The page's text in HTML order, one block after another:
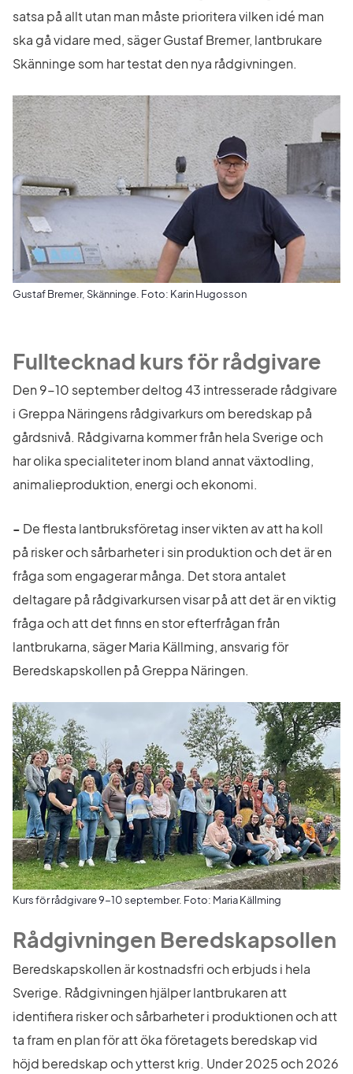
satsa på allt utan man måste prioritera vilken idé man
ska gå vidare med, säger Gustaf Bremer, lantbrukare
Skänninge som har testat den nya rådgivningen.
Gustaf Bremer, Skänninge. Foto: Karin Hugosson
Fulltecknad kurs för rådgivare
Den 9-10 september deltog 43 intresserade rådgivare
i Greppa Näringens rådgivarkurs om beredskap på
gårdsnivå. Rådgivarna kommer från hela Sverige och
har olika specialiteter inom bland annat växtodling,
animalieproduktion, energi och ekonomi.
- De flesta lantbruksföretag inser vikten av att ha koll
på risker och sårbarheter i sin produktion och det är en
fråga som engagerar många. Det stora antalet
deltagare på rådgivarkursen visar på att det är en viktig
fråga och att det finns en stor efterfrågan från
lantbrukarna, säger Maria Källming, ansvarig för
Beredskapskollen på Greppa Näringen.
Kurs för rådgivare 9-10 september. Foto: Maria Källming
Rådgivningen Beredskapsollen
Beredskapskollen är kostnadsfri och erbjuds i hela
Sverige. Rådgivningen hjälper lantbrukaren att
identifiera risker och sårbarheter i produktionen och att
ta fram en plan för att öka företagets beredskap vid
höjd beredskap och ytterst krig. Under 2025 och 2026